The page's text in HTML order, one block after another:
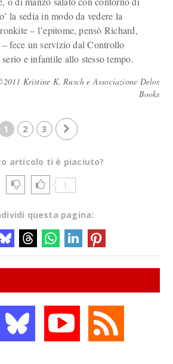
la sedia in modo da vedere la
– l’epitome, pensò Richard,
fece un servizio dal Controllo
e infantile allo stesso tempo.
Kristine K. Rusch e Associazione Delos
Books
1 2 3
articolo ti è piaciuto?
1
questa pagina: